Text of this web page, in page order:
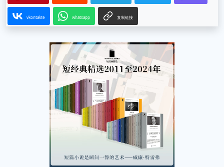
vkontakte whatsapp 复制链接